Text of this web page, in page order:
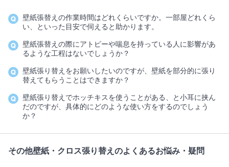
壁紙張替えの作業時間はどれくらいですか。一部屋どれくら
い、といった目安で伺えると助かります。
壁紙張替えの際にアトピーや喘息を持っている人に影響があ
るような工程はないでしょうか？
壁紙張り替えをお願いしたいのですが、壁紙を部分的に張り
替えてもらうことはできますか？
壁紙張り替えでホッチキスを使うことがある、と小耳に挟ん
だのですが、具体的にどのような使い方をするのでしょう
か？
その他壁紙・クロス張り替えのよくあるお悩み・疑問